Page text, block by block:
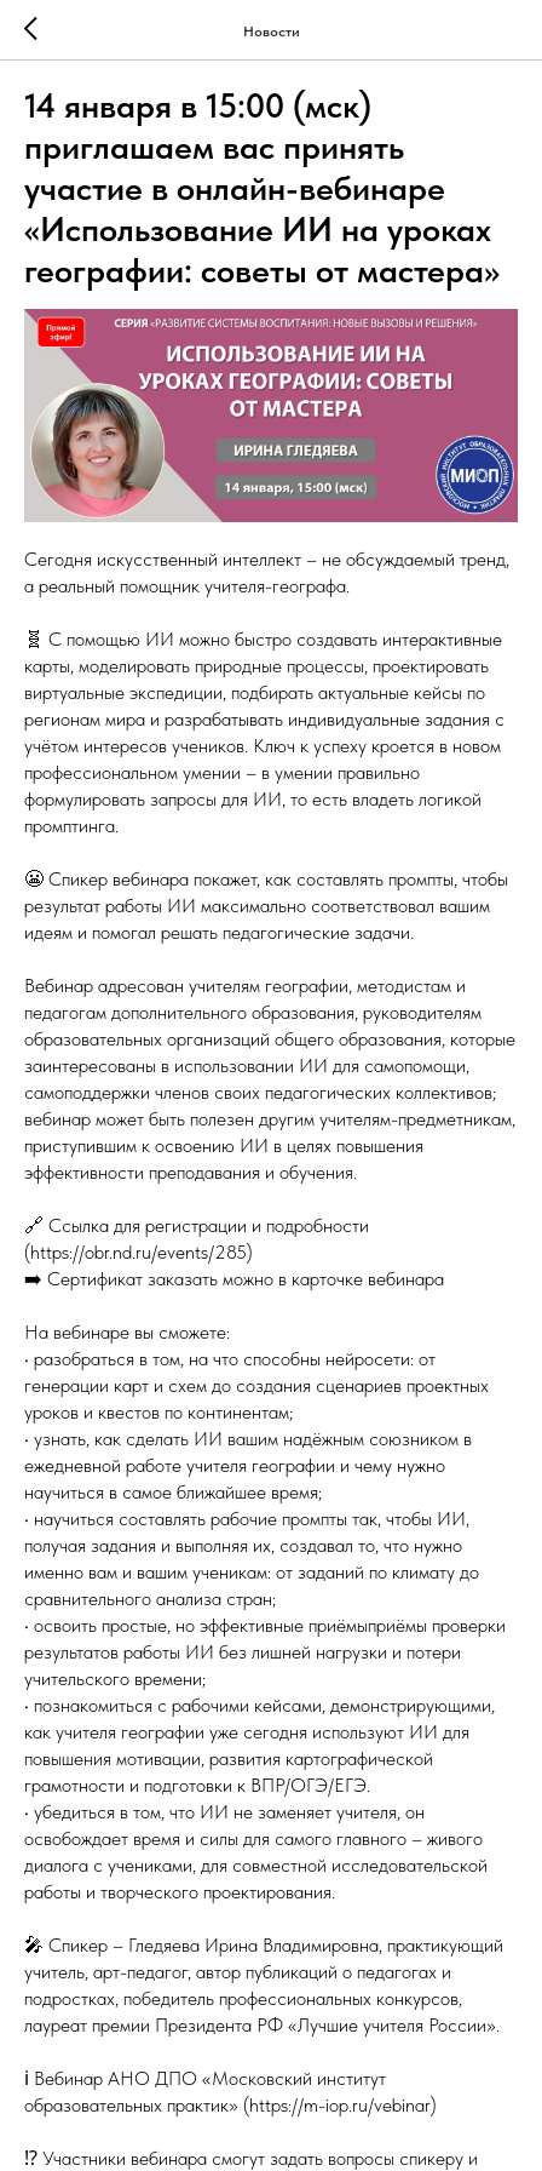
Новости
14 января в 15:00 (мск)
приглашаем вас принять
участие в онлайн-вебинаре
«Использование ИИ на уроках
географии: советы от мастера»
Сегодня искусственный интеллект – не обсуждаемый тренд,
а реальный помощник учителя-географа.
🧬 С помощью ИИ можно быстро создавать интерактивные
карты, моделировать природные процессы, проектировать
виртуальные экспедиции, подбирать актуальные кейсы по
регионам мира и разрабатывать индивидуальные задания с
учётом интересов учеников. Ключ к успеху кроется в новом
профессиональном умении – в умении правильно
формулировать запросы для ИИ, то есть владеть логикой
промптинга.
😬 Спикер вебинара покажет, как составлять промпты, чтобы
результат работы ИИ максимально соответствовал вашим
идеям и помогал решать педагогические задачи.
Вебинар адресован учителям географии, методистам и
педагогам дополнительного образования, руководителям
образовательных организаций общего образования, которые
заинтересованы в использовании ИИ для самопомощи,
самоподдержки членов своих педагогических коллективов;
вебинар может быть полезен другим учителям-предметникам,
приступившим к освоению ИИ в целях повышения
эффективности преподавания и обучения.
🔗 Ссылка для регистрации и подробности
(https://obr.nd.ru/events/285)
➡️ Сертификат заказать можно в карточке вебинара
На вебинаре вы сможете:
• разобраться в том, на что способны нейросети: от
генерации карт и схем до создания сценариев проектных
уроков и квестов по континентам;
• узнать, как сделать ИИ вашим надёжным союзником в
ежедневной работе учителя географии и чему нужно
научиться в самое ближайшее время;
• научиться составлять рабочие промпты так, чтобы ИИ,
получая задания и выполняя их, создавал то, что нужно
именно вам и вашим ученикам: от заданий по климату до
сравнительного анализа стран;
• освоить простые, но эффективные приёмыприёмы проверки
результатов работы ИИ без лишней нагрузки и потери
учительского времени;
• познакомиться с рабочими кейсами, демонстрирующими,
как учителя географии уже сегодня используют ИИ для
повышения мотивации, развития картографической
грамотности и подготовки к ВПР/ОГЭ/ЕГЭ.
• убедиться в том, что ИИ не заменяет учителя, он
освобождает время и силы для самого главного – живого
диалога с учениками, для совместной исследовательской
работы и творческого проектирования.
🎤 Спикер – Гледяева Ирина Владимировна, практикующий
учитель, арт-педагог, автор публикаций о педагогах и
подростках, победитель профессиональных конкурсов,
лауреат премии Президента РФ «Лучшие учителя России».
ℹ️ Вебинар АНО ДПО «Московский институт
образовательных практик» (https://m-iop.ru/vebinar)
⁉️ Участники вебинара смогут задать вопросы спикеру и